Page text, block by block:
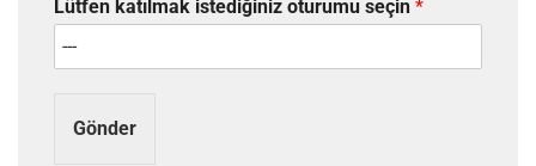
Lütfen katılmak istediğiniz oturumu seçin *
Gönder